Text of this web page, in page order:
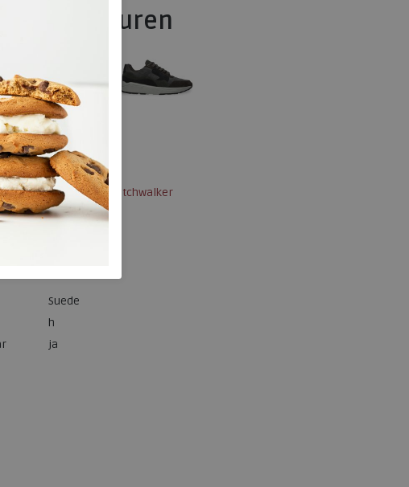
kleuren
Xsensible Stretchwalker
33200.2.869
Suede
h
ja